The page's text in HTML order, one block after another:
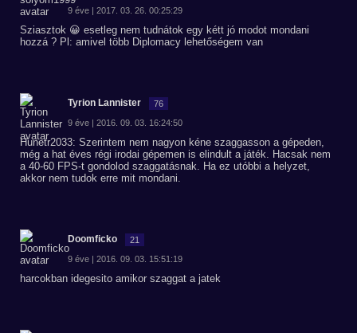
9 éve | 2017. 03. 26. 00:25:29
Sziasztok 😀 esetleg nem tudnátok egy kétt jó modot mondani
hozzá ? Pl: amivel több Diplomacy lehetőségem van
Tyrion Lannister 76
9 éve | 2016. 09. 03. 16:24:50
Hunetr2033: Szerintem nem nagyon kéne szaggasson a gépeden,
még a hat éves régi irodai gépemen is elindult a játék. Hacsak nem
a 40-60 FPS-t gondolod szaggatásnak. Ha ez utóbbi a helyzet,
akkor nem tudok erre mit mondani.
Doomficko 21
9 éve | 2016. 09. 03. 15:51:19
harcokban idegesito amikor szaggat a jatek